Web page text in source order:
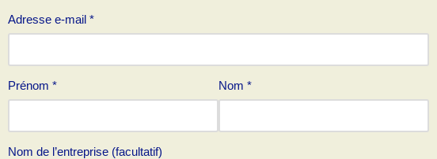
Adresse e-mail *
Prénom * Nom *
Nom de l’entreprise (facultatif)